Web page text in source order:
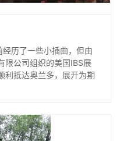
织的美国IBS展会观摩团
多，展开为期3天的展会观
经历了一些小插曲，但由
限公司组织的美国IBS展
利抵达奥兰多，展开为期